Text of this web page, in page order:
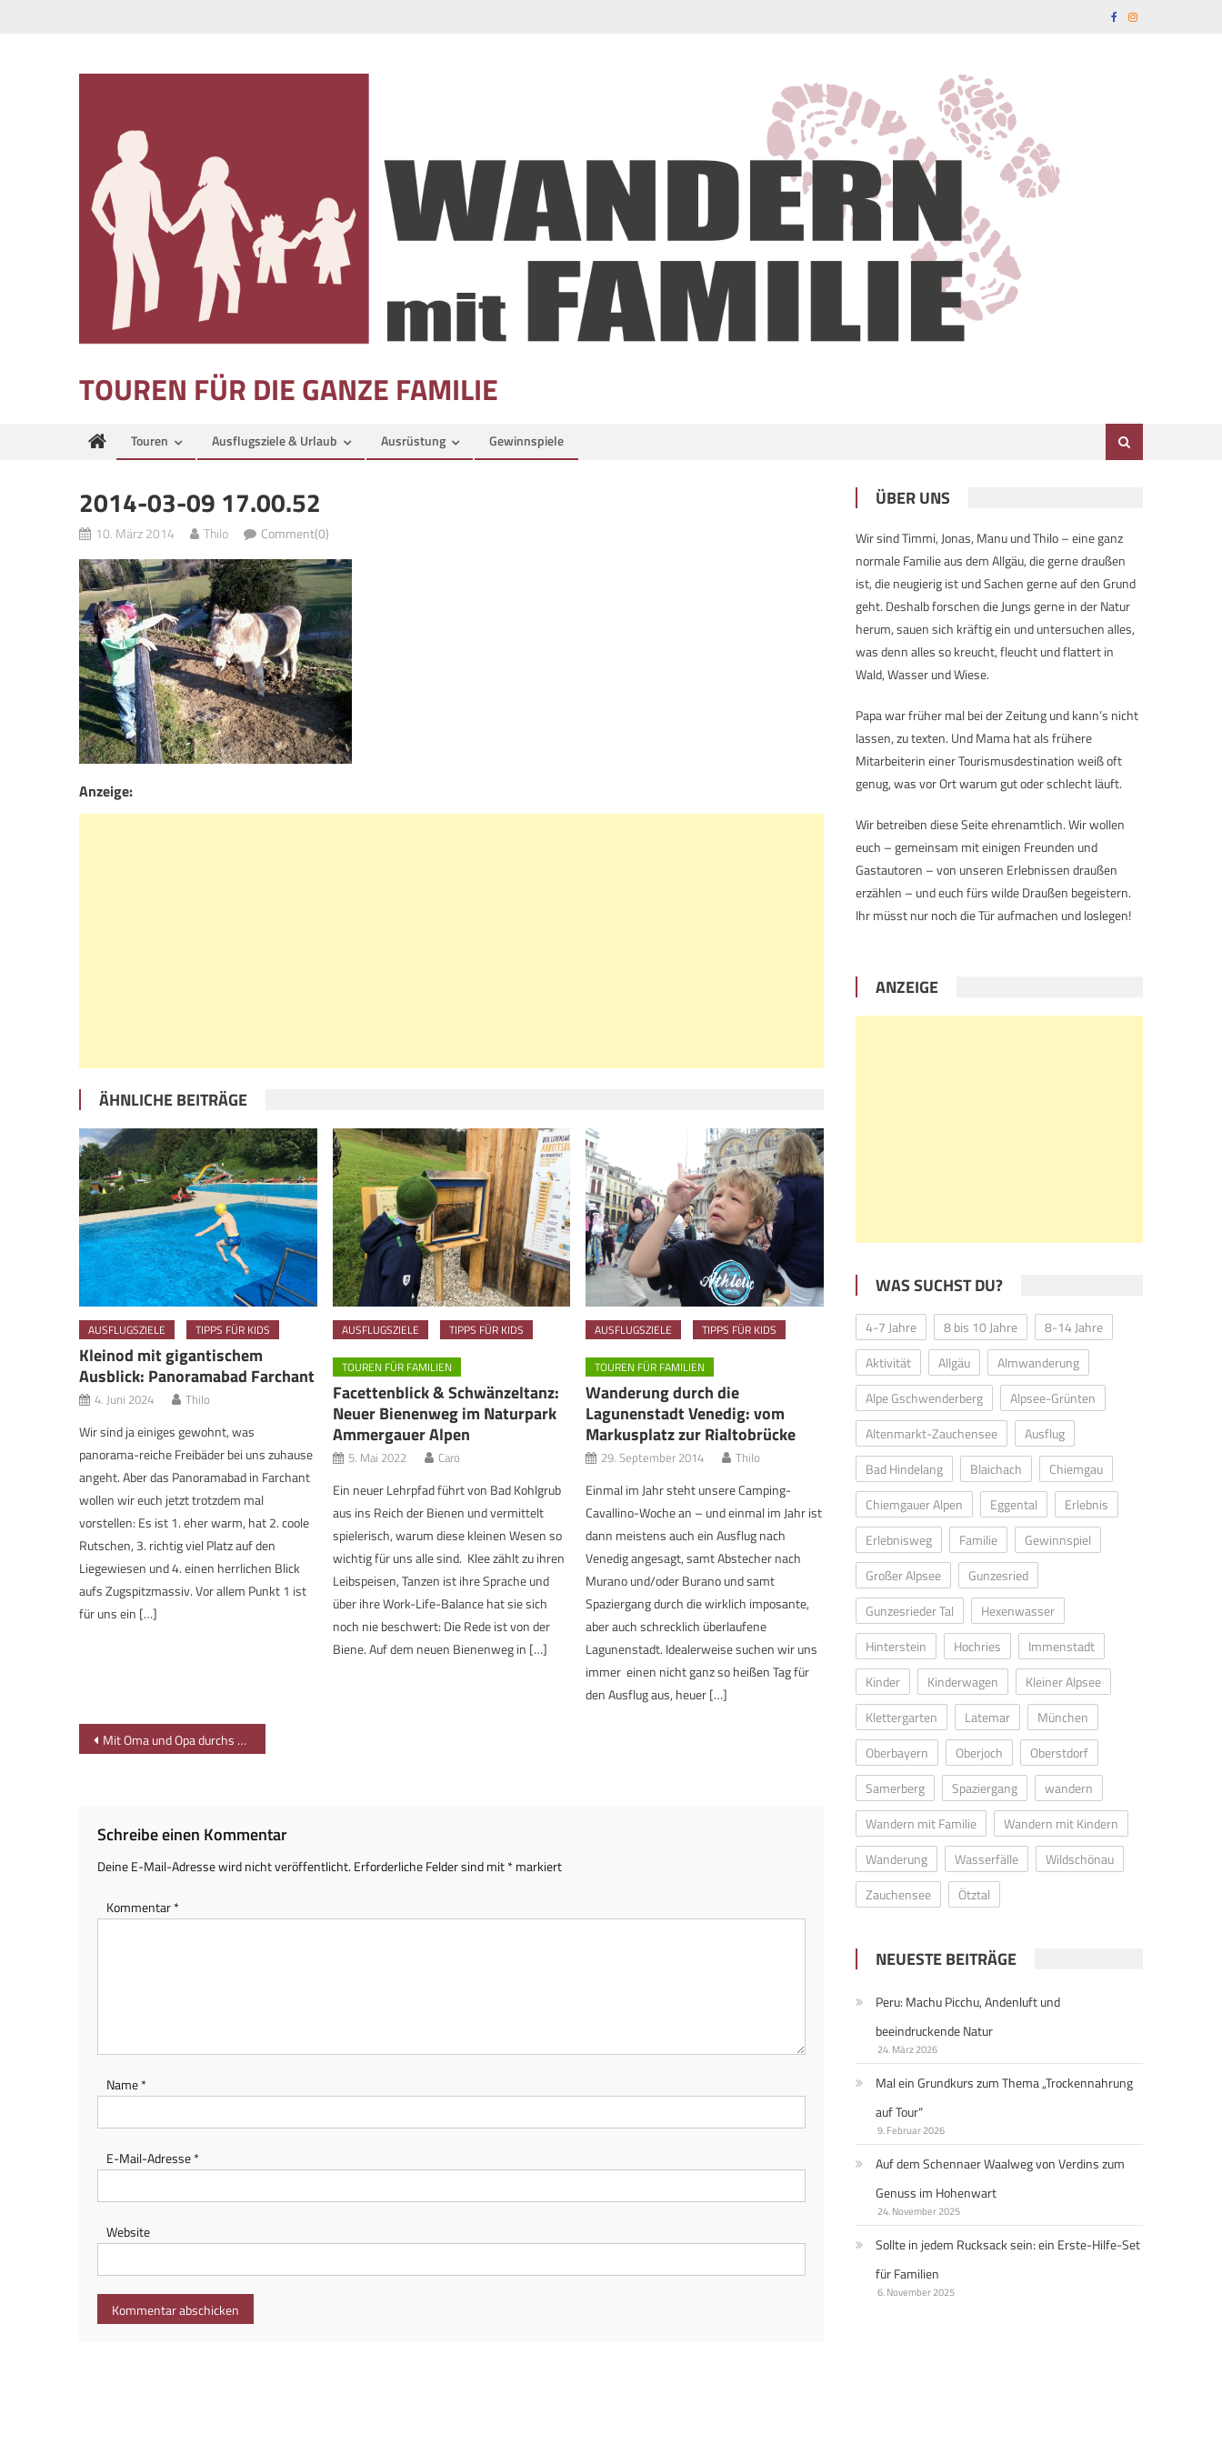
TOUREN FÜR DIE GANZE FAMILIE
Touren Ausflugsziele & Urlaub Ausrüstung Gewinnspiele
2014-03-09 17.00.52
10. März 2014 Thilo Comment(0)
Anzeige:
ÄHNLICHE BEITRÄGE
AUSFLUGSZIELE TIPPS FÜR KIDS
Kleinod mit gigantischem
Ausblick: Panoramabad Farchant
4. Juni 2024 Thilo
Wir sind ja einiges gewohnt, was
panorama-reiche Freibäder bei uns zuhause
angeht. Aber das Panoramabad in Farchant
wollen wir euch jetzt trotzdem mal
vorstellen: Es ist 1. eher warm, hat 2. coole
Rutschen, 3. richtig viel Platz auf den
Liegewiesen und 4. einen herrlichen Blick
aufs Zugspitzmassiv. Vor allem Punkt 1 ist
für uns ein […]
AUSFLUGSZIELE TIPPS FÜR KIDS
TOUREN FÜR FAMILIEN
Facettenblick & Schwänzeltanz:
Neuer Bienenweg im Naturpark
Ammergauer Alpen
5. Mai 2022 Caro
Ein neuer Lehrpfad führt von Bad Kohlgrub
aus ins Reich der Bienen und vermittelt
spielerisch, warum diese kleinen Wesen so
wichtig für uns alle sind. Klee zählt zu ihren
Leibspeisen, Tanzen ist ihre Sprache und
über ihre Work-Life-Balance hat sie sich
noch nie beschwert: Die Rede ist von der
Biene. Auf dem neuen Bienenweg in […]
AUSFLUGSZIELE TIPPS FÜR KIDS
TOUREN FÜR FAMILIEN
Wanderung durch die
Lagunenstadt Venedig: vom
Markusplatz zur Rialtobrücke
29. September 2014 Thilo
Einmal im Jahr steht unsere Camping-
Cavallino-Woche an – und einmal im Jahr ist
dann meistens auch ein Ausflug nach
Venedig angesagt, samt Abstecher nach
Murano und/oder Burano und samt
Spaziergang durch die wirklich imposante,
aber auch schrecklich überlaufene
Lagunenstadt. Idealerweise suchen wir uns
immer einen nicht ganz so heißen Tag für
den Ausflug aus, heuer […]
Beitragsnavigation
Mit Oma und Opa durchs Werdensteiner Moor
Schreibe einen Kommentar
Deine E-Mail-Adresse wird nicht veröffentlicht. Erforderliche Felder sind mit*markiert
Kommentar*
Name*
E-Mail-Adresse*
Website
ÜBER UNS
Wir sind Timmi, Jonas, Manu und Thilo – eine ganz
normale Familie aus dem Allgäu, die gerne draußen
ist, die neugierig ist und Sachen gerne auf den Grund
geht. Deshalb forschen die Jungs gerne in der Natur
herum, sauen sich kräftig ein und untersuchen alles,
was denn alles so kreucht, fleucht und flattert in
Wald, Wasser und Wiese.
Papa war früher mal bei der Zeitung und kann’s nicht
lassen, zu texten. Und Mama hat als frühere
Mitarbeiterin einer Tourismusdestination weiß oft
genug, was vor Ort warum gut oder schlecht läuft.
Wir betreiben diese Seite ehrenamtlich. Wir wollen
euch – gemeinsam mit einigen Freunden und
Gastautoren – von unseren Erlebnissen draußen
erzählen – und euch fürs wilde Draußen begeistern.
Ihr müsst nur noch die Tür aufmachen und loslegen!
ANZEIGE
WAS SUCHST DU?
4-7 Jahre 8 bis 10 Jahre
8-14 Jahre
Aktivität
Allgäu
Almwanderung
Alpe Gschwenderberg
Alpsee-Grünten
Altenmarkt-Zauchensee
Ausflug
Bad Hindelang
Blaichach
Chiemgau
Chiemgauer Alpen
Eggental
Erlebnis
Erlebnisweg
Familie
Gewinnspiel
Großer Alpsee
Gunzesried
Gunzesrieder Tal
Hexenwasser
Hinterstein
Hochries
Immenstadt
Kinder
Kinderwagen
Kleiner Alpsee
Klettergarten
Latemar
München
Oberbayern
Oberjoch
Oberstdorf
Samerberg
Spaziergang
wandern
Wandern mit Familie
Wandern mit Kindern
Wanderung
Wasserfälle
Wildschönau
Zauchensee
Ötztal
NEUESTE BEITRÄGE
Peru: Machu Picchu, Andenluft und
beeindruckende Natur
24. März 2026
Mal ein Grundkurs zum Thema „Trockennahrung
auf Tour“
9. Februar 2026
Auf dem Schennaer Waalweg von Verdins zum
Genuss im Hohenwart
24. November 2025
Sollte in jedem Rucksack sein: ein Erste-Hilfe-Set
für Familien
6. November 2025